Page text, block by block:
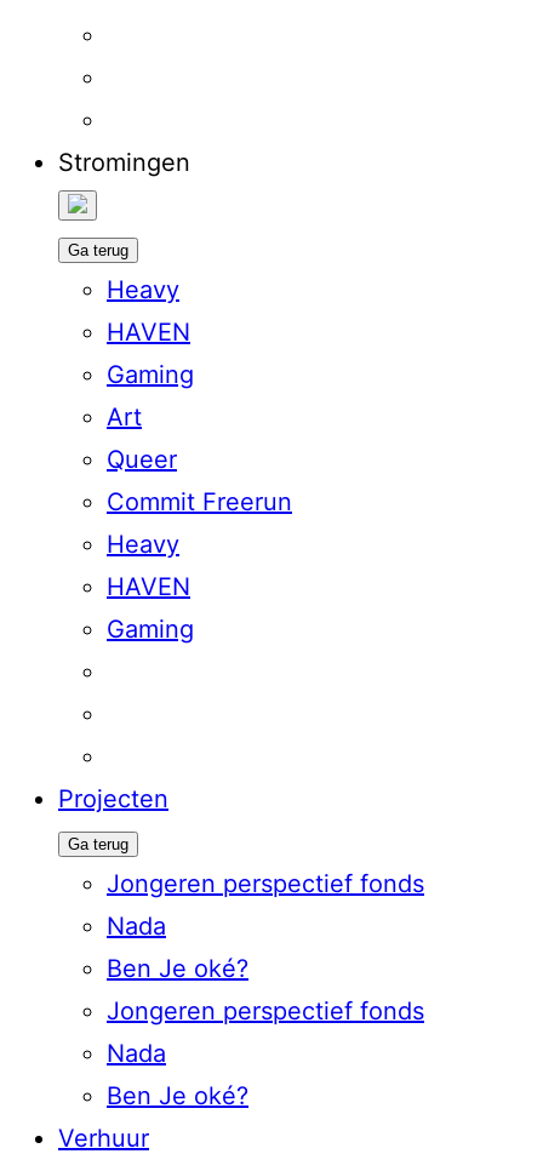
Stromingen
Ga terug
Heavy
HAVEN
Gaming
Art
Queer
Commit Freerun
Heavy
HAVEN
Gaming
Projecten
Ga terug
Jongeren perspectief fonds
Nada
Ben Je oké?
Jongeren perspectief fonds
Nada
Ben Je oké?
Verhuur